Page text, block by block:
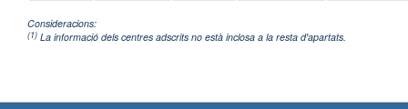
Consideracions:
(1) La informació dels centres adscrits no està inclosa a la resta d'apartats.